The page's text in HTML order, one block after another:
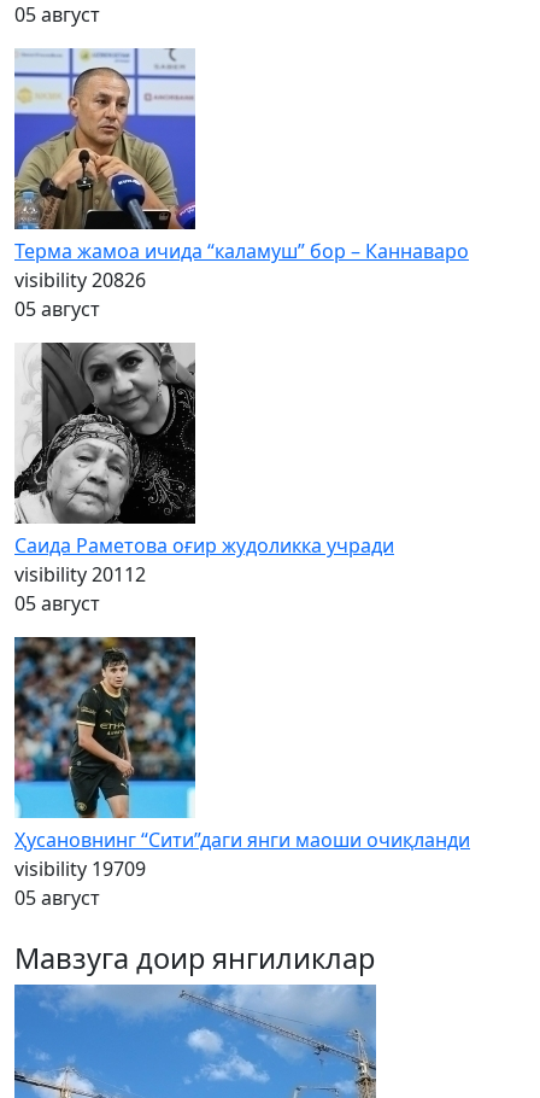
05 август
Терма жамоа ичида “каламуш” бор – Каннаваро
visibility20826
05 август
Саида Раметова оғир жудоликка учради
visibility20112
05 август
Ҳусановнинг “Сити”даги янги маоши очиқланди
visibility 19709
05 август
Мавзуга доир янгиликлар